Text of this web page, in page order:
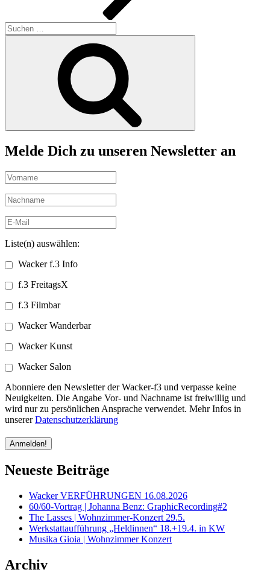
Suchen
nach:
Melde Dich zu unseren Newsletter an
Liste(n) auswählen:
Wacker f.3 Info
f.3 FreitagsX
f.3 Filmbar
Wacker Wanderbar
Wacker Kunst
Wacker Salon
Abonniere den Newsletter der Wacker-f3 und verpasse keine
Neuigkeiten. Die Angabe Vor- und Nachname ist freiwillig und
wird nur zu persönlichen Ansprache verwendet. Mehr Infos in
unsererDatenschutzerklärung
Neueste Beiträge
Wacker VERFÜHRUNGEN 16.08.2026
60/60-Vortrag | Johanna Benz: GraphicRecording#2
The Lasses | Wohnzimmer-Konzert 29.5.
Werkstattaufführung „Heldinnen“ 18.+19.4. in KW
Musika Gioia | Wohnzimmer Konzert
Archiv